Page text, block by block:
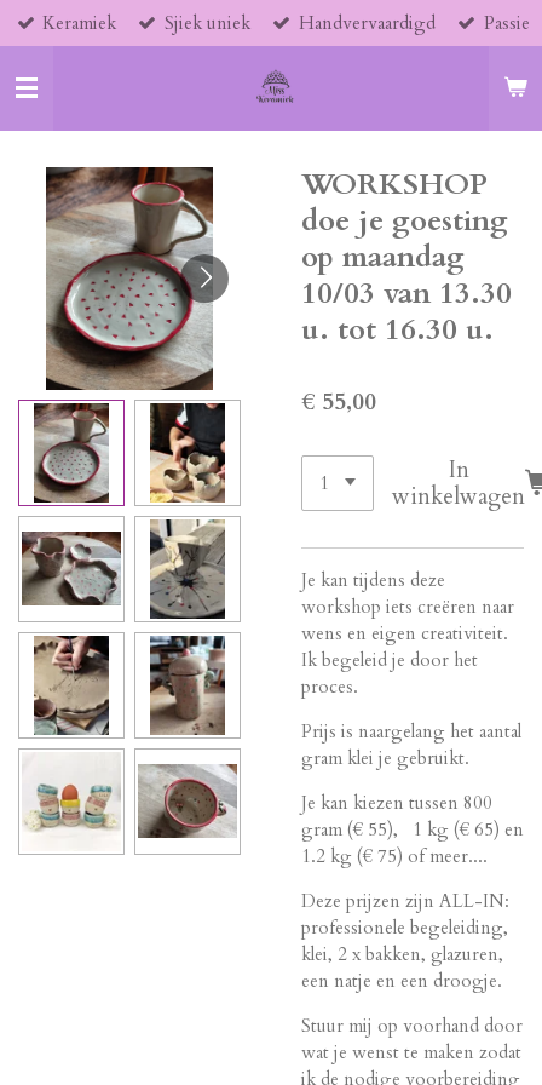
Ga
direct
naar
de
hoofdinhoud
Keramiek Sjiek uniek Handvervaardigd Passie
WORKSHOP
doe je goesting
op maandag
10/03 van 13.30
u. tot 16.30 u.
€ 55,00
In
winkelwagen
Je kan tijdens deze
workshop iets creëren naar
wens en eigen creativiteit.
Ik begeleid je door het
proces.
Prijs is naargelang het aantal
gram klei je gebruikt.
Je kan kiezen tussen 800
gram (€ 55), 1 kg (€ 65) en
1.2 kg (€ 75) of meer....
Deze prijzen zijn ALL-IN:
professionele begeleiding,
klei, 2 x bakken, glazuren,
een natje en een droogje.
Stuur mij op voorhand door
wat je wenst te maken zodat
ik de nodige voorbereiding